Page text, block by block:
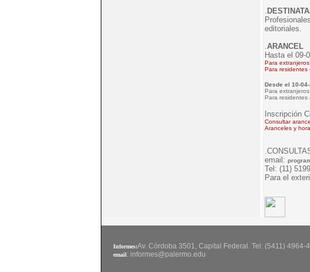
.
editoriales.
.ARANCEL
Hasta el 09-
Para
Para residentes
Desde el 10-
Para
Para residentes
Inscripción
Consultar
Aranceles y
email:
Tel: (11)
Para el
Informes:Av. Córdoba 3501, Capital Federal. Tel: (5411)
email: informes@palermo.edu